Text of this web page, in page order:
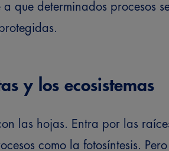
que determinados procesos
y los ecosistemas
las hojas. Entra por las
como la fotosíntesis.